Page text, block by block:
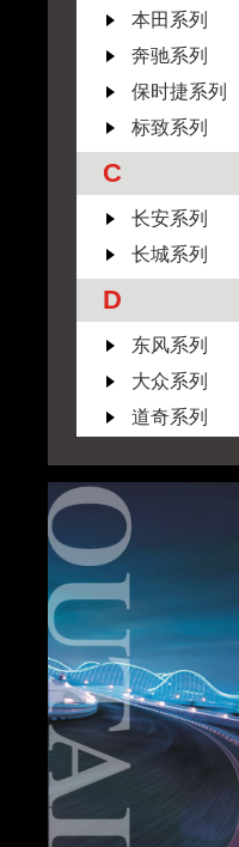
本田系列
奔驰系列
保时捷系列
标致系列
C
长安系列
长城系列
D
东风系列
大众系列
道奇系列
F
G
GMC系列
I
ISUZU系列